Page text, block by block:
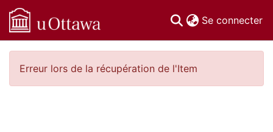
Se connecter
et collections
Parcourir
Erreur lors de la récupération de l'Item